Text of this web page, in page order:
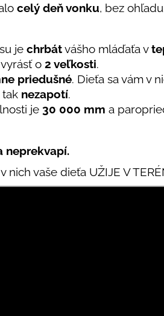
celý deň vonku, bez
je chrbátvášho mláďaťa v
o 2 veľkosti.
priedušné. Dieťa sa vám v
nezapotí.
je 30 000 mm a
neprekvapí.
nich vaše dieťa UŽIJE V
NÁMORNÍCKE